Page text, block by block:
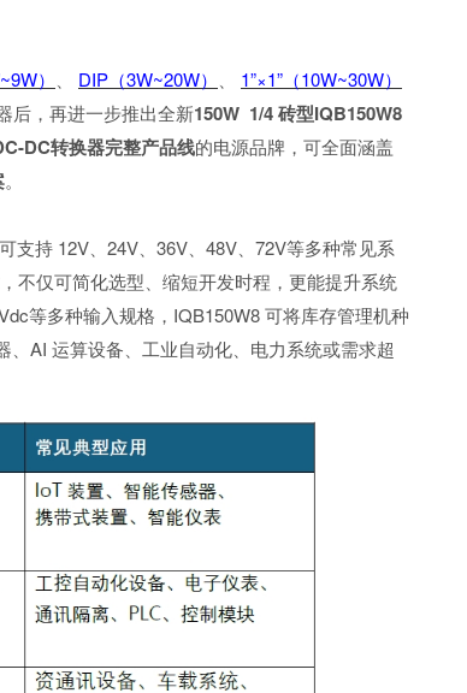
） DIP（3W~20W）
1”×1”（10W~30W）
后，再进一步推出全新150W 1/4 砖型IQB150W8
DC转换器完整产品线的电源品牌，可全面涵盖
。
持 12V、24V、36V、48V、72V等多种常见系
不仅可简化选型、缩短开发时程，更能提升系统
等多种输入规格，IQB150W8 可将库存管理机种
AI 运算设备、工业自动化、电力系统或需求超